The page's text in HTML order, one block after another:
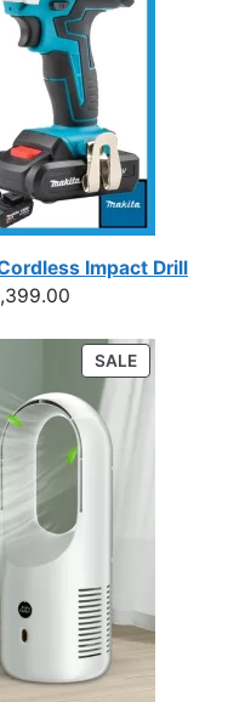
Impact Drill
Price
฿1,129.00
through
฿1,399.00
SALEPRODUCT
ON